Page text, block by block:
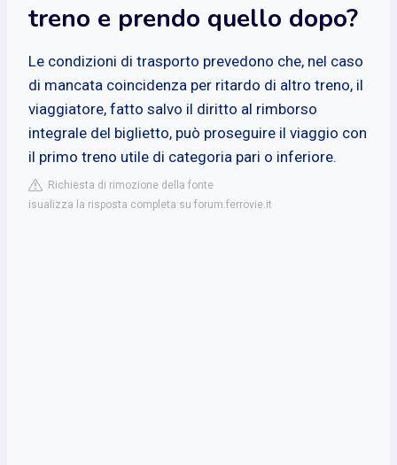
treno e prendo quello dopo?
Le condizioni di trasporto prevedono che, nel caso
di mancata coincidenza per ritardo di altro treno, il
viaggiatore, fatto salvo il diritto al rimborso
integrale del biglietto, può proseguire il viaggio con
il primo treno utile di categoria pari o inferiore.
Richiesta di rimozione della fonte
isualizza la risposta completa su forum.ferrovie.it